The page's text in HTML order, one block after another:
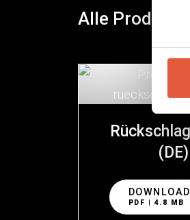
Alle
(DE)
DOWNLOAD
PDF | 4.8 MB